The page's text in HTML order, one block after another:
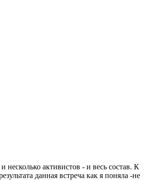
несколько активистов - и весь состав. К
данная встреча как я поняла -не